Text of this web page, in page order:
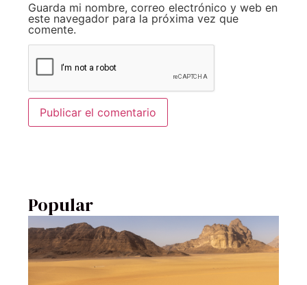
Guarda mi nombre, correo electrónico y web en
este navegador para la próxima vez que
comente.
Popular